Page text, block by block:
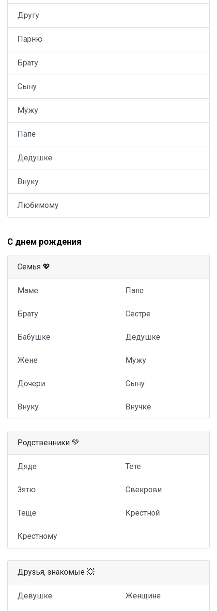
Другу
Парню
Брату
Сыну
Мужу
Папе
Дедушке
Внуку
Любимому
С днем рождения
Семья 💖
Маме Папе
Брату Сестре
Бабушке Дедушке
Жене Мужу
Дочери Сыну
Внуку Внучке
Родственники 💚
Дяде Тете
Зятю Свекрови
Теще Крестной
Крестному
Друзья, знакомые 💥
Девушке Женщине